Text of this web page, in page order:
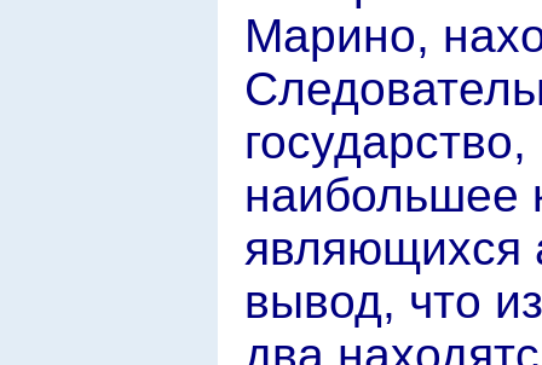
Марино,
наибольшее
являющихся
вывод, что
два